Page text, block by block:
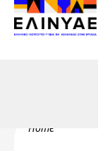
Skip to main
Header Top 2
Header Top
Home